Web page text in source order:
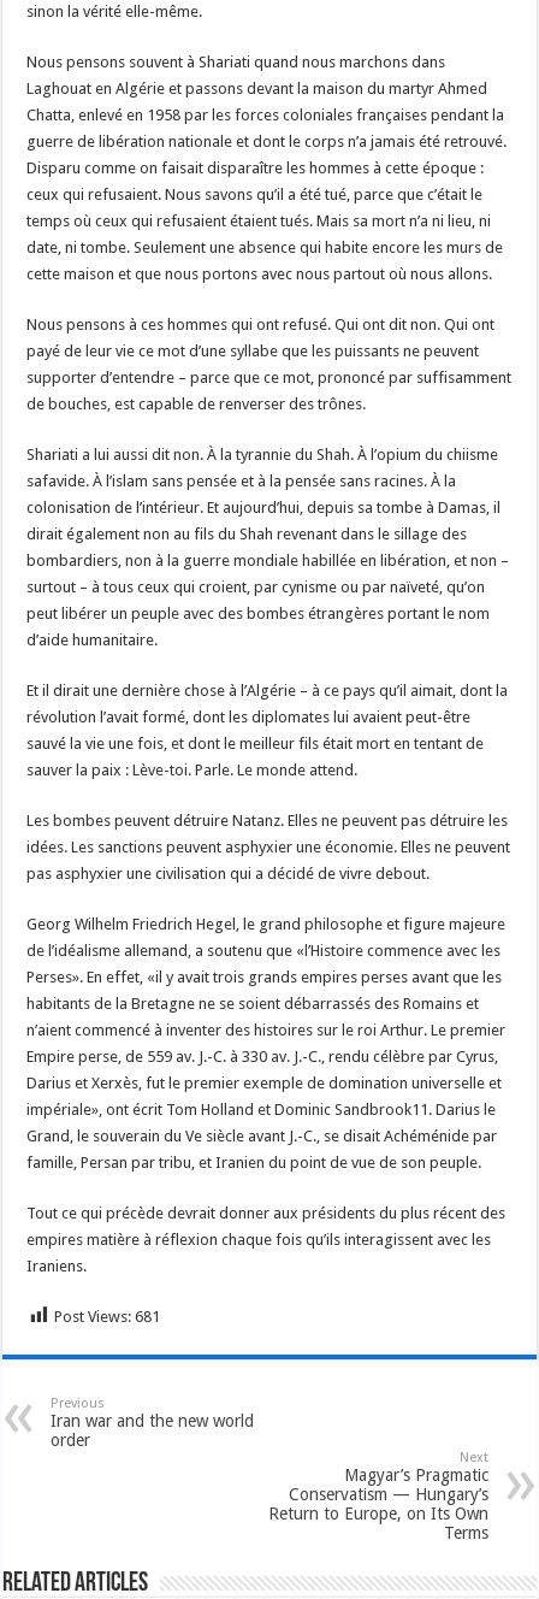
sinon la vérité elle-même.
Nous pensons souvent à Shariati quand nous marchons dans
Laghouat en Algérie et passons devant la maison du martyr Ahmed
Chatta, enlevé en 1958 par les forces coloniales françaises pendant la
guerre de libération nationale et dont le corps n’a jamais été retrouvé.
Disparu comme on faisait disparaître les hommes à cette époque :
ceux qui refusaient. Nous savons qu’il a été tué, parce que c’était le
temps où ceux qui refusaient étaient tués. Mais sa mort n’a ni lieu, ni
date, ni tombe. Seulement une absence qui habite encore les murs de
cette maison et que nous portons avec nous partout où nous allons.
Nous pensons à ces hommes qui ont refusé. Qui ont dit non. Qui ont
payé de leur vie ce mot d’une syllabe que les puissants ne peuvent
supporter d’entendre – parce que ce mot, prononcé par suffisamment
de bouches, est capable de renverser des trônes.
Shariati a lui aussi dit non. À la tyrannie du Shah. À l’opium du chiisme
safavide. À l’islam sans pensée et à la pensée sans racines. À la
colonisation de l’intérieur. Et aujourd’hui, depuis sa tombe à Damas, il
dirait également non au fils du Shah revenant dans le sillage des
bombardiers, non à la guerre mondiale habillée en libération, et non –
surtout – à tous ceux qui croient, par cynisme ou par naïveté, qu’on
peut libérer un peuple avec des bombes étrangères portant le nom
d’aide humanitaire.
Et il dirait une dernière chose à l’Algérie – à ce pays qu’il aimait, dont la
révolution l’avait formé, dont les diplomates lui avaient peut-être
sauvé la vie une fois, et dont le meilleur fils était mort en tentant de
sauver la paix : Lève-toi. Parle. Le monde attend.
Les bombes peuvent détruire Natanz. Elles ne peuvent pas détruire les
idées. Les sanctions peuvent asphyxier une économie. Elles ne peuvent
pas asphyxier une civilisation qui a décidé de vivre debout.
Georg Wilhelm Friedrich Hegel, le grand philosophe et figure majeure
de l’idéalisme allemand, a soutenu que «l’Histoire commence avec les
Perses». En effet, «il y avait trois grands empires perses avant que les
habitants de la Bretagne ne se soient débarrassés des Romains et
n’aient commencé à inventer des histoires sur le roi Arthur. Le premier
Empire perse, de 559 av. J.-C. à 330 av. J.-C., rendu célèbre par Cyrus,
Darius et Xerxès, fut le premier exemple de domination universelle et
impériale», ont écrit Tom Holland et Dominic Sandbrook11. Darius le
Grand, le souverain du Ve siècle avant J.-C., se disait Achéménide par
famille, Persan par tribu, et Iranien du point de vue de son peuple.
Tout ce qui précède devrait donner aux présidents du plus récent des
empires matière à réflexion chaque fois qu’ils interagissent avec les
Iraniens.
Post Views: 681
Previous
Iran war and the new world
order
Next
Magyar’s Pragmatic
Conservatism — Hungary’s
Return to Europe, on Its Own
Terms
Related Articles